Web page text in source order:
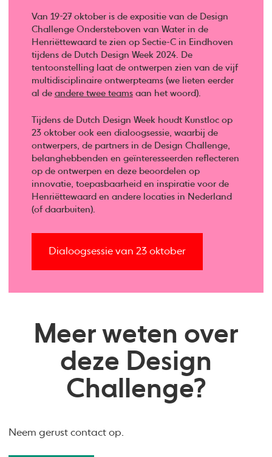
Van 19-27 oktober is de expositie van de Design
Challenge Ondersteboven van Water in de
Henriëttewaard te zien op Sectie-C in Eindhoven
tijdens de Dutch Design Week 2024. De
tentoonstelling laat de ontwerpen zien van de vijf
multidisciplinaire ontwerpteams (we lieten eerder
al de andere twee teamsaan het woord).
Tijdens de Dutch Design Week houdt Kunstloc op
23 oktober ook een dialoogsessie, waarbij de
ontwerpers, de partners in de Design Challenge,
belanghebbenden en geïnteresseerden reflecteren
op de ontwerpen en deze beoordelen op
innovatie, toepasbaarheid en inspiratie voor de
Henriëttewaard en andere locaties in Nederland
(of daarbuiten).
Dialoogsessie van 23 oktober
Meer weten over
deze Design
Challenge?
Neem gerust contact op.